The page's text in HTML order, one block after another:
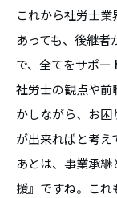
これから社労士
あっても、後継者
で、全てをサポー
社労士の観点や
かしながら、お
が出来ればと考え
あとは、事業承
援』ですね。こ